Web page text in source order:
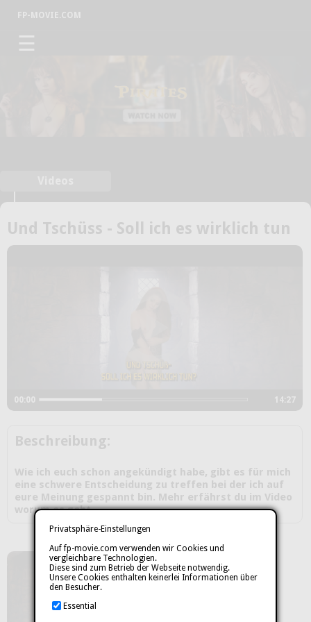
FP-MOVIE.COM
☰
Privatsphäre-Einstellungen
Auf fp-movie.com verwenden wir Cookies und
vergleichbare Technologien.
Diese sind zum Betrieb der Webseite notwendig.
Unsere Cookies enthalten keinerlei Informationen über
den Besucher.
Essential
Und Tschüss - Soll ich es wirklich tun
00:00 14:27
Beschreibung:
Wie ich euch schon angekündigt habe, gibt es für mich
eine schwere Entscheidung zu treffen bei der ich auf
eure Meinung gespannt bin. Mehr erfährst du im Video
worum es geht.